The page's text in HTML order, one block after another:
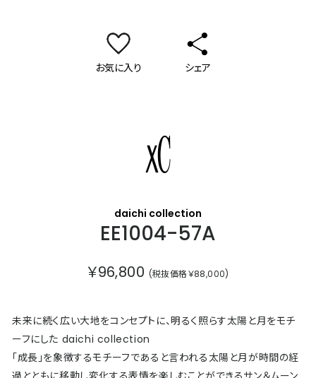
お気に入り シェア
daichi collection
EE1004-57A
￥96,800 (税抜価格￥88,000)
未来に続く広い大地をコンセプトに、明るく照らす太陽と月をモチ
ーフにした daichi collection
「成長」を象徴するモチーフであると言われる太陽と月が時間の経